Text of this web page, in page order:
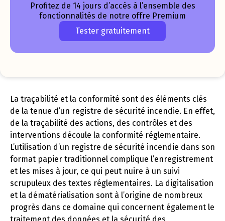
Profitez de 14 jours d’accès à l’ensemble des
fonctionnalités de notre offre Premium
Tester gratuitement
La traçabilité et la conformité sont des éléments clés
de la tenue d’un registre de sécurité incendie. En effet,
de la traçabilité des actions, des contrôles et des
interventions découle la conformité réglementaire.
L’utilisation d’un registre de sécurité incendie dans son
format papier traditionnel complique l’enregistrement
et les mises à jour, ce qui peut nuire à un suivi
scrupuleux des textes réglementaires. La digitalisation
et la dématérialisation sont à l’origine de nombreux
progrès dans ce domaine qui concernent également le